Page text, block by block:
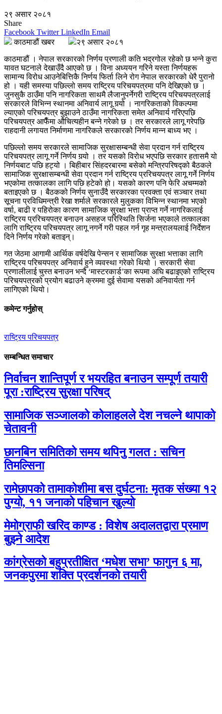
२९ असार २०८१
Share
Facebook Twitter LinkedIn Email
काठमाडौं खबर
२९ असार २०८१
काठमाडौं । नेपाल सरकारको निर्णय प्रणाली कति भद्रगोल रहेको छ भन्ने कुरा
यावत घटनाले देखाउँदै आएको छ । विना अध्ययन गरिने यस्ता निर्णयहरू
सामान्य विरोध आउनेबित्तिकै निर्णय फिर्ता लिने रोग नेपाल सरकारको धेरै पुरानो
हो । यही समस्या पछिल्लो समय राष्ट्रिय परिचयपत्रमा पनि देखिएको छ ।
जुनसुकै ठाउँमा पनि नागरिकता साथमै लैजानुपर्नेगरी राष्ट्रिय परिचयपत्रलाई
सरकारले विभिन्न स्थानमा अनिवार्य लागू गर्‍यो । नागरिकताको विकल्पमा
ल्याएको परिचयपत्र बुझाउने ठाउँमा नागरिकता समेत अनिवार्य गरिएपछि
परिचयपत्र आफैँमा औचित्यहीन बन्ने गरेको छ । तर सरकारले लागू गरेपछि
राहदानी लगायत निर्माणमा नागरिकले सरकारको निर्णय मान्न बाध्य भए ।
पछिल्लो समय सरकारले सामाजिक सुरक्षासम्बन्धी सेवा प्रदान गर्न राष्ट्रिय
परिचयपत्र लागू गर्ने निर्णय गर्‍यो । तर यसको विरोध भएपछि सरकार हतासमै यो
निर्णयबाट पछि हट्यो । बिहीबार सिंहदरबारमा बसेको मन्त्रिपरिषद्को बैठकले
सामाजिक सुरक्षासम्बन्धी सेवा प्रदान गर्न राष्ट्रिय प्ररिचयपत्र लागू गर्ने निर्णय
भएकोमा तत्कालका लागि पछि हटेको हो। यसको कारण पनि फेरि अचम्मको
बताइएको छ । बैठकको निर्णय सुनाउँदै सरकारका प्रवक्ता एवं सञ्चार तथा
सूचना प्रविधिमन्त्री रेखा शर्माले सरकारले मुलुकका विभिन्न स्थानमा भएको
वर्षा, बाढी र पहिरोका कारण सामाजिक सुरक्षा भत्ता प्राप्त गर्ने नागरिकलाई
राष्ट्रिय प्ररिचयपत्र बनाउन असहज परिस्थिति सिर्जना भएकाले तत्कालका
लागि राष्ट्रिय परिचयपत्र लागू नगर्ने गरी पहल गर्न गृह मन्त्रालयलाई निर्देशन
दिने निर्णय गरेको बताइन्।
गत जेठमा आगामी आर्थिक वर्षदेखि पेन्सन र सामाजिक सुरक्षा भत्ताका लागि
राष्ट्रिय परिचयपत्र अनिवार्य हुने व्यवस्था गरेको थियो । सरकारी सेवा
प्रणालीलाई चुस्त बनाउन भन्दै ‘मास्टरकार्ड’का रूपमा अघि बढाइएको राष्ट्रिय
परिचयपत्रको प्रयोग बढाउने क्रममा दुई सेवामा यसको अनिवार्यता गर्न
लागिएको थियो।
कमेन्ट गर्नुहोस्
राष्ट्रिय परिचयपत्र
सम्बन्धित समाचार
निर्वाचन शान्तिपूर्ण र भयरहित बनाउन सम्पूर्ण तयारी
पूरा :राष्ट्रिय सुरक्षा परिषद्
सामाजिक सञ्जालको कोलाहलले देश नचल्ने थापाको
चेतावनी
छानबिन समितिको समय थपिनु गलत : सचिन
तिमल्सिना
रामेछापको तामाकोशीमा बस दुर्घटना: मृतक संख्या १२
पुग्यो, ११ जनाको पहिचान खुल्यो
मेमोग्राफी खरिद काण्ड : विशेष अदालतद्वारा प्रमाण
बुझ्ने आदेश
कांग्रेसको बहुप्रतीक्षित ‘मधेश सभा’ फागुन ६ मा,
जनकपुरमा शक्ति प्रदर्शनको तयारी